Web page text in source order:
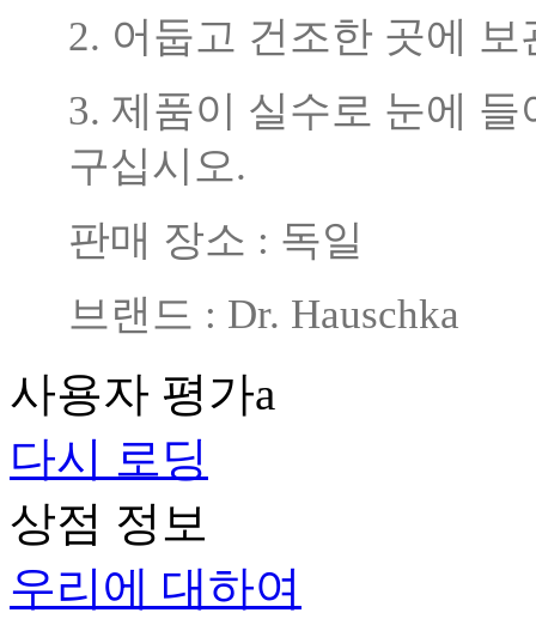
2. 어둡고 건조한 곳에 보
3. 제품이 실수로 눈에
구십시오.
판매 장소 : 독일
브랜드 : Dr. Hauschka
사용자 평가a
다시 로딩
상점 정보
우리에 대하여